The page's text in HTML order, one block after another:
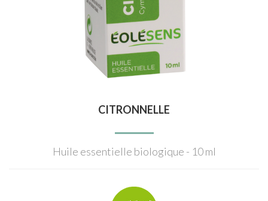
CITRONNELLE
Huile essentielle biologique - 10 ml